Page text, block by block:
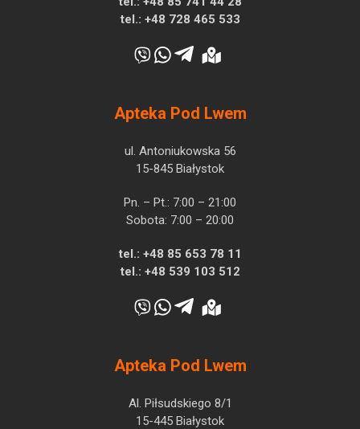
tel.: +48 728 465 533
Apteka Pod Lwem
ul. Antoniukowska 56
15-845 Białystok
Pn. – Pt.: 7:00 – 21:00
Sobota: 7:00 – 20:00
tel.: +48 85 653 78 11
tel.: +48 539 103 512
Apteka Pod Lwem
Al. Piłsudskiego 8/1
15-445 Białystok